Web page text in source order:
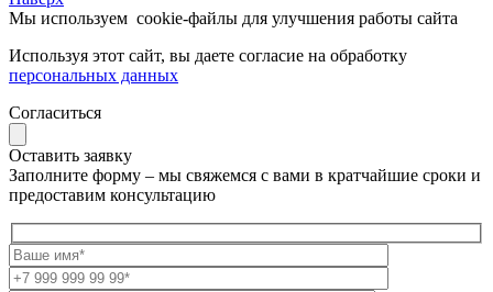
Мы используем cookie-файлы для улучшения работы сайта
Используя этот сайт, вы даете согласие на обработку
персональных данных
Согласиться
Оставить заявку
Заполните форму – мы свяжемся с вами в кратчайшие сроки и
предоставим консультацию